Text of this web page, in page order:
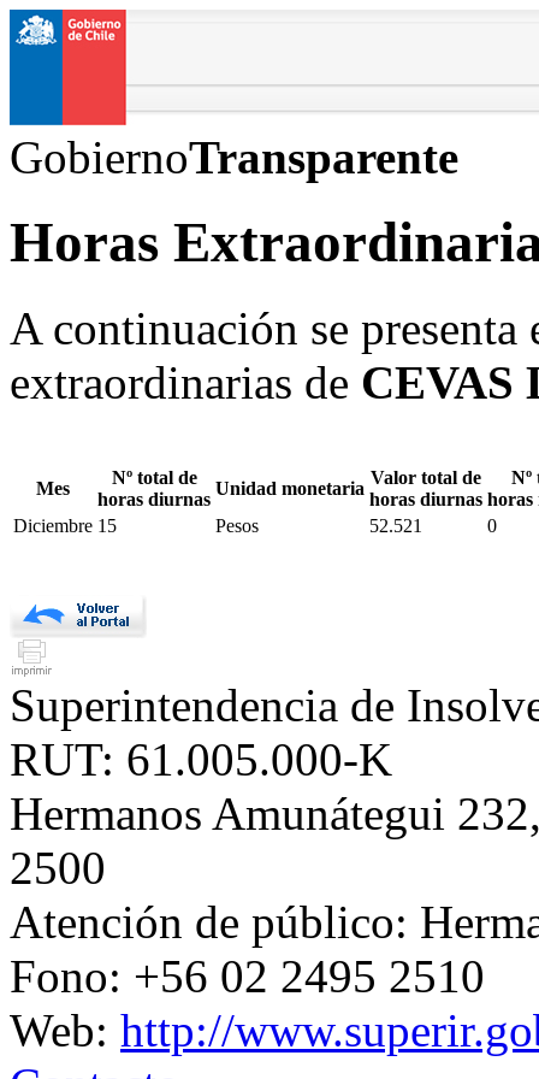
GobiernoTransparente
Horas
A continuación se
extraordinarias de CEVAS
Mes
Nº total de
horas diurnas
Unidad monetaria
Valor total de
horas diurnas
Nº
horas
Diciembre 15 Pesos 52.521 0
Superintendencia de
RUT: 61.005.000-K
Hermanos Amunátegui
2500
Atención de público:
Fono: +56 02 2495 2510
Web: http://